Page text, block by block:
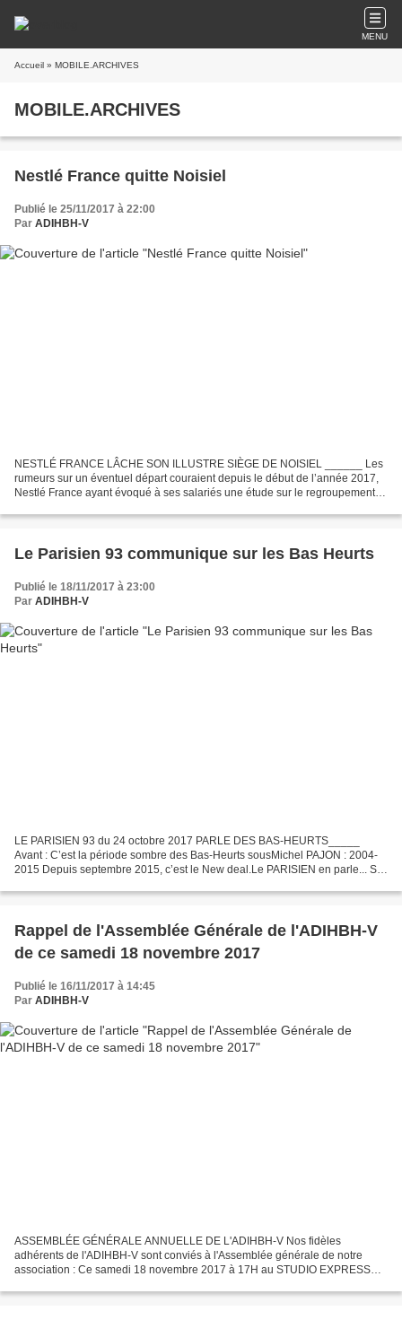
MENU
Accueil » MOBILE.ARCHIVES
MOBILE.ARCHIVES
Nestlé France quitte Noisiel
Publié le 25/11/2017 à 22:00
Par ADIHBH-V
NESTLÉ FRANCE LÂCHE SON ILLUSTRE SIÈGE DE NOISIEL ______ Les
rumeurs sur un éventuel départ couraient depuis le début de l’année 2017,
Nestlé France ayant évoqué à ses salariés une étude sur le regroupement
Le Parisien 93 communique sur les Bas Heurts
Publié le 18/11/2017 à 23:00
Par ADIHBH-V
LE PARISIEN 93 du 24 octobre 2017 PARLE DES BAS-HEURTS_____
Avant : C’est la période sombre des Bas-Heurts sousMichel PAJON : 2004-
2015 Depuis septembre 2015, c’est le New deal.Le PARISIEN en parle... Sur
Rappel de l'Assemblée Générale de l'ADIHBH-V
de ce samedi 18 novembre 2017
Publié le 16/11/2017 à 14:45
Par ADIHBH-V
ASSEMBLÉE GÉNÉRALE ANNUELLE DE L'ADIHBH-V Nos fidèles
adhérents de l'ADIHBH-V sont conviés à l'Assemblée générale de notre
association : Ce samedi 18 novembre 2017 à 17H au STUDIO EXPRESS